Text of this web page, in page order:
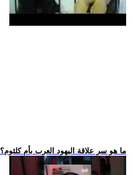
.. ما هو سر علاقة اليهود العرب بأم كلثوم؟